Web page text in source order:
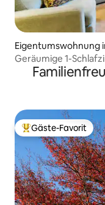
Eigentumswohnung
Geräumige 1-
Parkplatz!
Beliebter Gäste-
Gäste-Favorit